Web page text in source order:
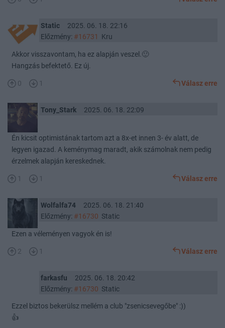
Static
2025. 06. 18. 22:16
Előzmény: #16731 Kru
Akkor visszavontam, ha ez alapján veszel.🙂
Hangzás befektető. Ez új.
0 1 Válasz erre
Tony_Stark 2025. 06. 18. 22:09
Én kicsit optimistának tartom azt a 8x-et innen 3- év alatt, de
legyen igazad. A keménymag maradt, akik számolnak nem pedig
érzelmek alapján kereskednek.
1 1 Válasz erre
Wolfalfa74
2025. 06. 18. 21:40
Előzmény: #16730 Static
Ezen a véleményen vagyok én is!
2 1 Válasz erre
farkasfu
2025. 06. 18. 20:42
Előzmény: #16730 Static
Ezzel biztos bekerülsz mellém a club "zsenicsevegőbe" :))
👍